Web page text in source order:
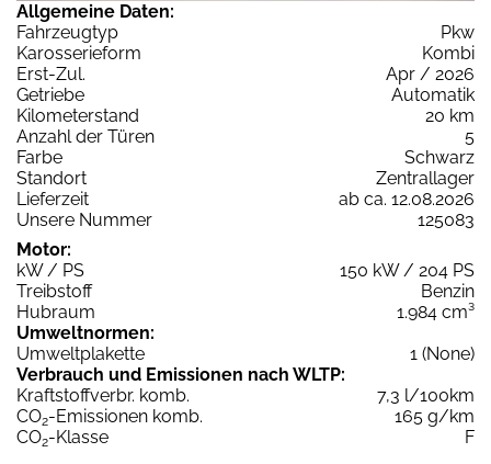
Allgemeine Daten:
Fahrzeugtyp
Pkw
Karosserieform
Kombi
Erst-Zul.
Apr / 2026
Getriebe
Automatik
Kilometerstand
20 km
Anzahl der Türen
5
Farbe
Schwarz
Standort
Zentrallager
Lieferzeit
ab ca. 12.08.2026
Unsere Nummer
125083
Motor:
kW / PS
150 kW / 204 PS
Treibstoff
Benzin
Hubraum
1.984 cm³
Umweltnormen:
Umweltplakette
1 (None)
Verbrauch und Emissionen nach WLTP:
Kraftstoffverbr. komb.
7,3 l/100km
CO2-Emissionen komb.
165 g/km
CO2-Klasse
F